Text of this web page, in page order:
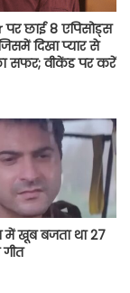
छाई 8 एपिसोड्स
दिखा प्यार से
सफर; वीकेंड पर करें
में खूब बजता था 27